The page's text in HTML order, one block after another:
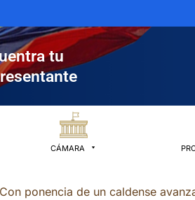
tu
CÁMARA
Con ponencia de un caldense